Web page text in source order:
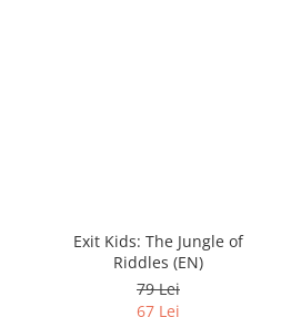
Exit Kids: The Jungle of
Riddles (EN)
79 Lei
67 Lei